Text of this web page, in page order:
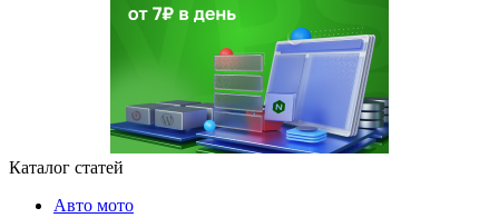
Каталог статей
Авто мото